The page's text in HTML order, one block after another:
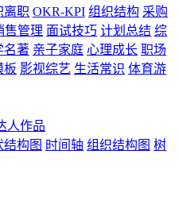
离职 OKR-KPI 组织结构 采购
售管理 面试技巧 计划总结 综
名著 亲子家庭 心理成长 职场
板 影视综艺 生活常识 体育游
人作品
结构图 时间轴 组织结构图 树